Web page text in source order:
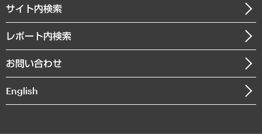
まちづくり・観光・交通・スポーツ・スマートシティ
自然資源・農林水産業・食料システム
メディア掲載・出演
沿革
組織図・本部部室紹介
インドネシア現地法人
個人情報保護方針
サイト内検索
レポート内検索
お問い合わせ
English